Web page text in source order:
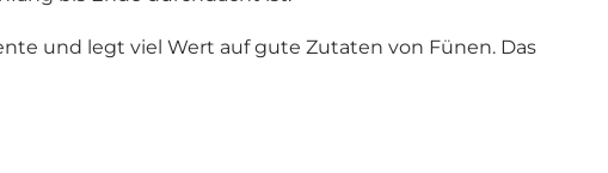
und legt viel Wert auf gute Zutaten von Fünen. Das